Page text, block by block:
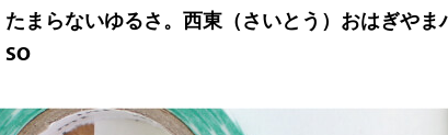
たまらないゆるさ。西東（さいとう）おはぎやま
SO